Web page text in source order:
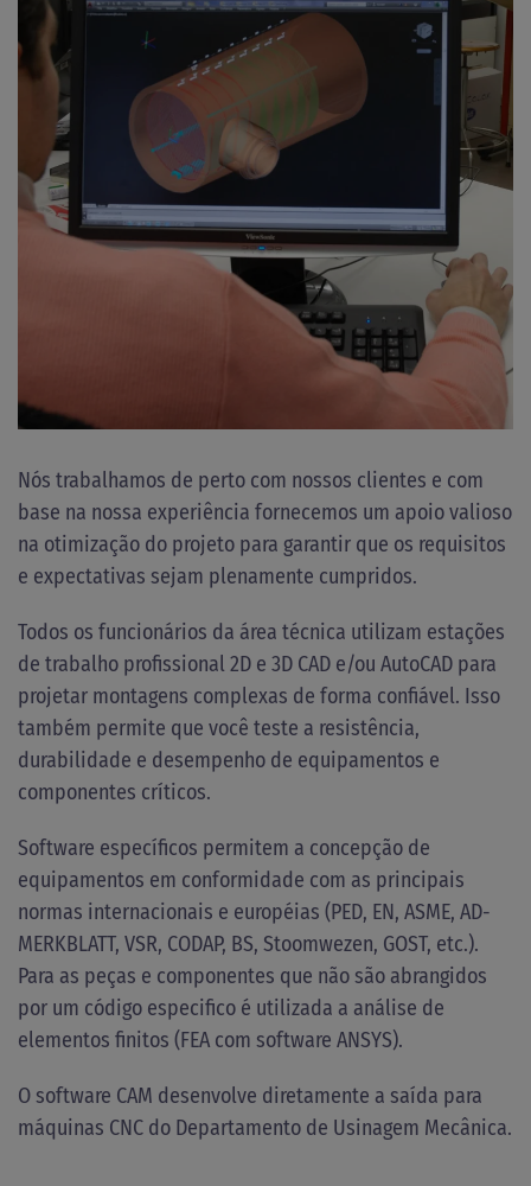
Nós trabalhamos de perto com nossos clientes e com
base na nossa experiência fornecemos um apoio valioso
na otimização do projeto para garantir que os requisitos
e expectativas sejam plenamente cumpridos.
Todos os funcionários da área técnica utilizam estações
de trabalho profissional 2D e 3D CAD e/ou AutoCAD para
projetar montagens complexas de forma confiável. Isso
também permite que você teste a resistência,
durabilidade e desempenho de equipamentos e
componentes críticos.
Software específicos permitem a concepção de
equipamentos em conformidade com as principais
normas internacionais e européias (PED, EN, ASME, AD-
MERKBLATT, VSR, CODAP, BS, Stoomwezen, GOST, etc.).
Para as peças e componentes que não são abrangidos
por um código especifico é utilizada a análise de
elementos finitos (FEA com software ANSYS).
O software CAM desenvolve diretamente a saída para
máquinas CNC do Departamento de Usinagem Mecânica.